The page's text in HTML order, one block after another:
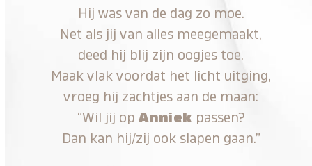
Hij was van de dag zo moe.
Net als jij van alles meegemaakt,
deed hij blij zijn oogjes toe.
Maak vlak voordat het licht uitging,
vroeg hij zachtjes aan de maan:
“Wil jij op Anniek passen?
Dan kan hij/zij ook slapen gaan.”